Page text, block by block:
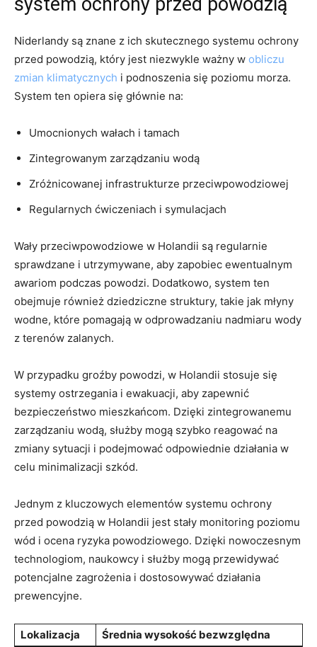
Niderlandy ​są znane⁢ z ich skutecznego systemu ochrony
przed powodzią, który jest niezwykle ważny w ⁣ obliczu
zmian klimatycznych i ‍podnoszenia⁤ się poziomu morza.
‌System ten opiera się głównie na:
Umocnionych‍ wałach i tamach
Zintegrowanym zarządzaniu wodą
Zróżnicowanej infrastrukturze ⁣przeciwpowodziowej
Regularnych ćwiczeniach i​ symulacjach
Wały ⁣przeciwpowodziowe⁢ w ⁤Holandii‍ są ⁣regularnie
sprawdzane i utrzymywane, aby zapobiec​ ewentualnym
awariom podczas powodzi. Dodatkowo, system‌ ten⁤
obejmuje również ​dziedziczne ⁤struktury,⁤ takie jak młyny
wodne, które pomagają‌ w‌ odprowadzaniu ⁣nadmiaru wody
z terenów zalanych.
W przypadku ​groźby ‌powodzi, w Holandii stosuje się
systemy ostrzegania ⁢i ewakuacji, aby⁢ zapewnić
bezpieczeństwo mieszkańcom. Dzięki zintegrowanemu
zarządzaniu wodą, służby mogą ⁢szybko reagować na
zmiany sytuacji i podejmować odpowiednie ​działania w
celu ​minimalizacji szkód.
Jednym z kluczowych elementów systemu ochrony
⁣przed powodzią ⁢w Holandii​ jest stały monitoring poziomu
wód⁢ i ocena ⁣ryzyka powodziowego. Dzięki nowoczesnym
technologiom, naukowcy i służby mogą przewidywać
potencjalne zagrożenia i dostosowywać działania
prewencyjne.
Lokalizacja
Średnia wysokość bezwzględna